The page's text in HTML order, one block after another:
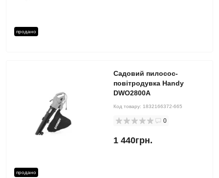
продано
продано
Садовий пилосос-
повітродувка Handy
DWO2800A
Код товару: 1832166372-665
0
1 440грн.